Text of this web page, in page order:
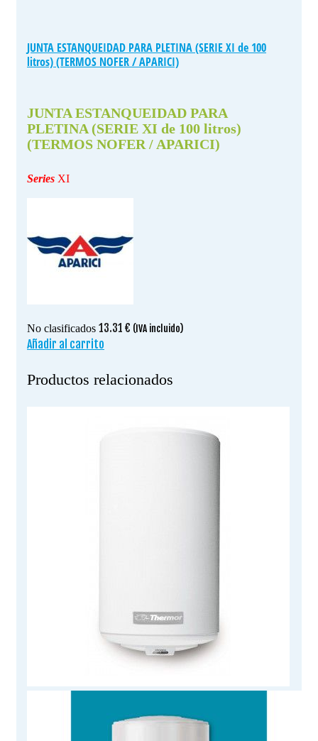
JUNTA ESTANQUEIDAD PARA PLETINA (SERIE XI de 100
litros) (TERMOS NOFER / APARICI)
JUNTA ESTANQUEIDAD PARA
PLETINA (SERIE XI de 100 litros)
(TERMOS NOFER / APARICI)
Series XI
No clasificados 13.31 € (IVA incluido)
Añadir al carrito
Productos relacionados